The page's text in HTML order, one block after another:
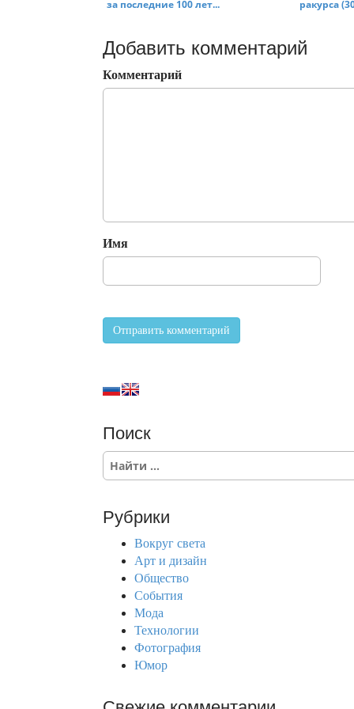
за последние 100 лет...
ракурса
Добавить комментарий
Комментарий
Имя
Поиск
S
c
Рубрики
Вокруг света
Арт и дизайн
Общество
События
Мода
Технологии
Фотография
Юмор